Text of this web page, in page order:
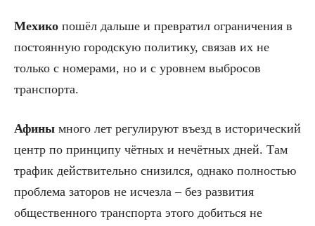
Мехико пошёл дальше и превратил ограничения в
постоянную городскую политику, связав их не
только с номерами, но и с уровнем выбросов
транспорта.
Афины много лет регулируют въезд в исторический
центр по принципу чётных и нечётных дней. Там
трафик действительно снизился, однако полностью
проблема заторов не исчезла – без развития
общественного транспорта этого добиться не